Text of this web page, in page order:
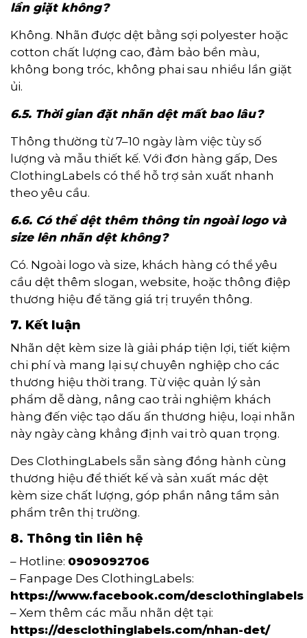
lần giặt không?
Không. Nhãn được dệt bằng sợi polyester hoặc
cotton chất lượng cao, đảm bảo bền màu,
không bong tróc, không phai sau nhiều lần giặt
ủi.
6.5. Thời gian đặt nhãn dệt mất bao lâu?
Thông thường từ 7–10 ngày làm việc tùy số
lượng và mẫu thiết kế. Với đơn hàng gấp, Des
ClothingLabels có thể hỗ trợ sản xuất nhanh
theo yêu cầu.
6.6. Có thể dệt thêm thông tin ngoài logo và
size lên nhãn dệt không?
Có. Ngoài logo và size, khách hàng có thể yêu
cầu dệt thêm slogan, website, hoặc thông điệp
thương hiệu để tăng giá trị truyền thông.
7. Kết luận
Nhãn dệt kèm size là giải pháp tiện lợi, tiết kiệm
chi phí và mang lại sự chuyên nghiệp cho các
thương hiệu thời trang. Từ việc quản lý sản
phẩm dễ dàng, nâng cao trải nghiệm khách
hàng đến việc tạo dấu ấn thương hiệu, loại nhãn
này ngày càng khẳng định vai trò quan trọng.
Des ClothingLabels sẵn sàng đồng hành cùng
thương hiệu để thiết kế và sản xuất mác dệt
kèm size chất lượng, góp phần nâng tầm sản
phẩm trên thị trường.
8. Thông tin liên hệ
– Hotline: 0909092706
– Fanpage Des ClothingLabels:
https://www.facebook.com/desclothinglabels
– Xem thêm các mẫu nhãn dệt tại:
https://desclothinglabels.com/nhan-det/